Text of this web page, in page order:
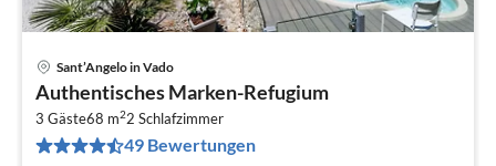
Sant’Angelo in Vado
Authentisches Marken-Refugium
3 Gäste68 m22 Schlafzimmer
49 Bewertungen